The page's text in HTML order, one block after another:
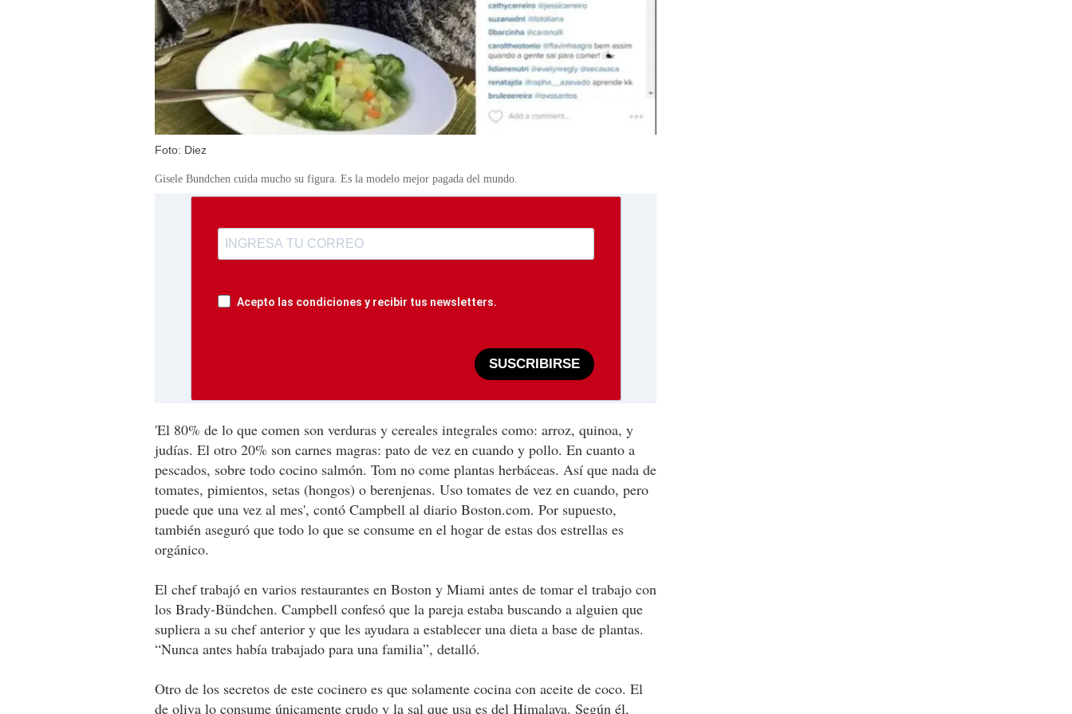
Foto: Diez
Gisele Bundchen cuida mucho su figura. Es la modelo mejor pagada del mundo.
Acepto las condiciones y recibir tus newsletters.
SUSCRIBIRSE
'El 80% de lo que comen son verduras y cereales integrales como: arroz, quinoa, y
judías. El otro 20% son carnes magras: pato de vez en cuando y pollo. En cuanto a
pescados, sobre todo cocino salmón. Tom no come plantas herbáceas. Así que nada de
tomates, pimientos, setas (hongos) o berenjenas. Uso tomates de vez en cuando, pero
puede que una vez al mes', contó Campbell al diario Boston.com. Por supuesto,
también aseguró que todo lo que se consume en el hogar de estas dos estrellas es
orgánico.
El chef trabajó en varios restaurantes en Boston y Miami antes de tomar el trabajo con
los Brady-Bündchen. Campbell confesó que la pareja estaba buscando a alguien que
supliera a su chef anterior y que les ayudara a establecer una dieta a base de plantas.
“Nunca antes había trabajado para una familia”, detalló.
Otro de los secretos de este cocinero es que solamente cocina con aceite de coco. El
de oliva lo consume únicamente crudo y la sal que usa es del Himalaya. Según él,